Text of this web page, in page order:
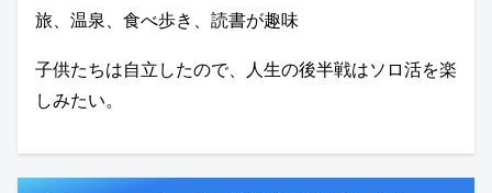
旅、温泉、食べ歩き、読書が趣味
子供たちは自立したので、人生の後半戦はソロ活を楽
しみたい。